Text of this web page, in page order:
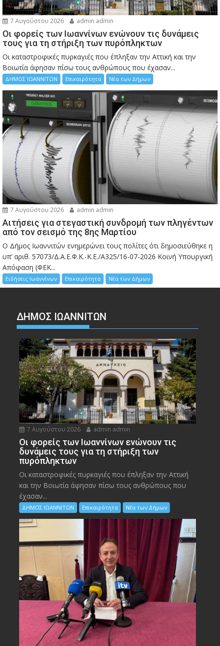
7 Αυγούστου 2026 admin admin
Οι φορείς των Ιωαννίνων ενώνουν τις δυνάμεις
τους για τη στήριξη των πυρόπληκτων
Οι καταστροφικές πυρκαγιές που έπληξαν την Αττική και την
Bοιωτία άφησαν πίσω τους ανθρώπους που έχασαν...
ΔΗΜΟΣ ΙΩΑΝΝΙΤΩΝ Επικαιρότητα Νέα των Δήμων
7 Αυγούστου 2026 admin admin
Αιτήσεις για στεγαστική συνδρομή των πληγέντων
από τον σεισμό της 8ης Μαρτίου
Ο Δήμος Ιωαννιτών ενημερώνει τους πολίτες ότι δημοσιεύθηκε η
υπ’ αριθ. 57073/Δ.Α.Ε.Φ.Κ.-Κ.Ε./Α325/16-07-2026 Κοινή Υπουργική
Απόφαση (ΦΕΚ...
Ειδήσεις Ιωαννίνων Επικαιρότητα Νέα των Δήμων
ΔΗΜΟΣ ΙΩΑΝΝΙΤΩΝ
7 Αυγούστου 2026 admin admin
Οι φορείς των Ιωαννίνων ενώνουν τις
δυνάμεις τους για τη στήριξη των
πυρόπληκτων
Οι καταστροφικές πυρκαγιές που έπληξαν την Αττική
και την Bοιωτία άφησαν πίσω τους ανθρώπους που
έχασαν...
ΔΗΜΟΣ ΙΩΑΝΝΙΤΩΝ Επικαιρότητα Νέα των Δήμων